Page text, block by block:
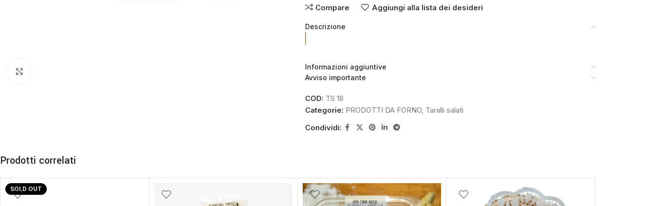
Compare Aggiungi alla lista dei desideri
Descrizione
Informazioni aggiuntive
Avviso importante
COD: TS 18
Categorie: PRODOTTI DA FORNO, Taralli salati
Condividi:
Prodotti correlati
SOLD OUT